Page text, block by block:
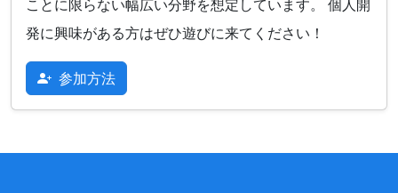
ことに限らない幅広い分野を想定しています。 個人開
発に興味がある方はぜひ遊びに来てください！
参加方法